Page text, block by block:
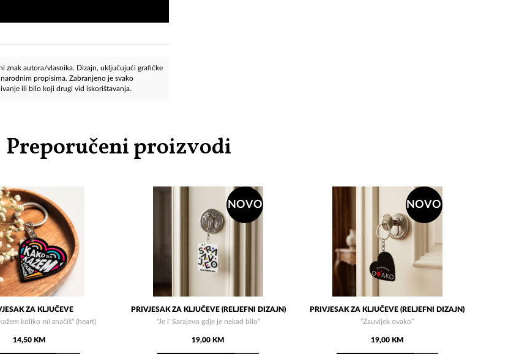
znak autora/vlasnika. Dizajn, uključujući grafičke
propisima. Zabranjeno je svako
ili bilo koji drugi vid iskorištavanja.
Preporučeni proizvodi
ZA KLJUČEVE
koliko mi značiš" (heart)
14,50 KM
NOVO
PRIVJESAK ZA KLJUČEVE (RELJEFNI DIZAJN)
"Je l' Sarajevo gdje je nekad bilo"
19,00 KM
NOVO
PRIVJESAK ZA KLJUČEVE (RELJEFNI DIZAJN)
“Zauvijek ovako”
19,00 KM